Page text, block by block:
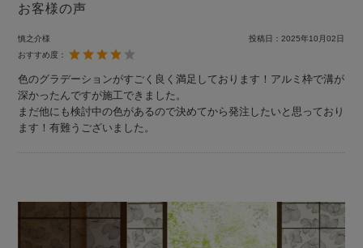
お客様の声
慎之介様 投稿日：2025年10月02日
おすすめ度：
色のグラデーションがすごく良く満足しております！アルミ枠で溝が
深かったんですが施工できました。
まだ他にも検討中の色があるので決めてから発注したいと思っており
ます！有難うございました。